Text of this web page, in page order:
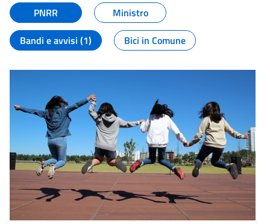
PNRR
Ministro
Bandi e avvisi (1)
Bici in Comune